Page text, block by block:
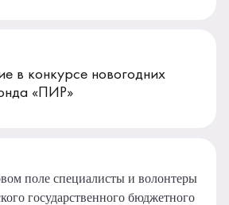
в конкурсе новогодних
«ПИР»
поле специалисты и волонтеры
государственного бюджетного